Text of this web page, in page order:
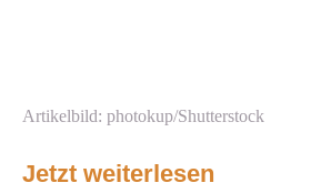
Artikelbild: photokup/Shutterstock
Jetzt weiterlesen